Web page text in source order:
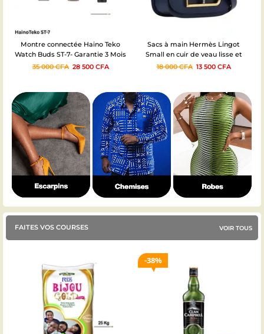
Montre connectée Haino Teko
Watch Buds ST-7- Garantie 3 Mois
35 000CFA 28 500 CFA
Sacs à main Hermès Lingot
Small en cuir de veau lisse et
boucle forme de D en laiton doré
18 000CFA 13 500 CFA
FAITES VOS COURSES VOIR TOUS
38%